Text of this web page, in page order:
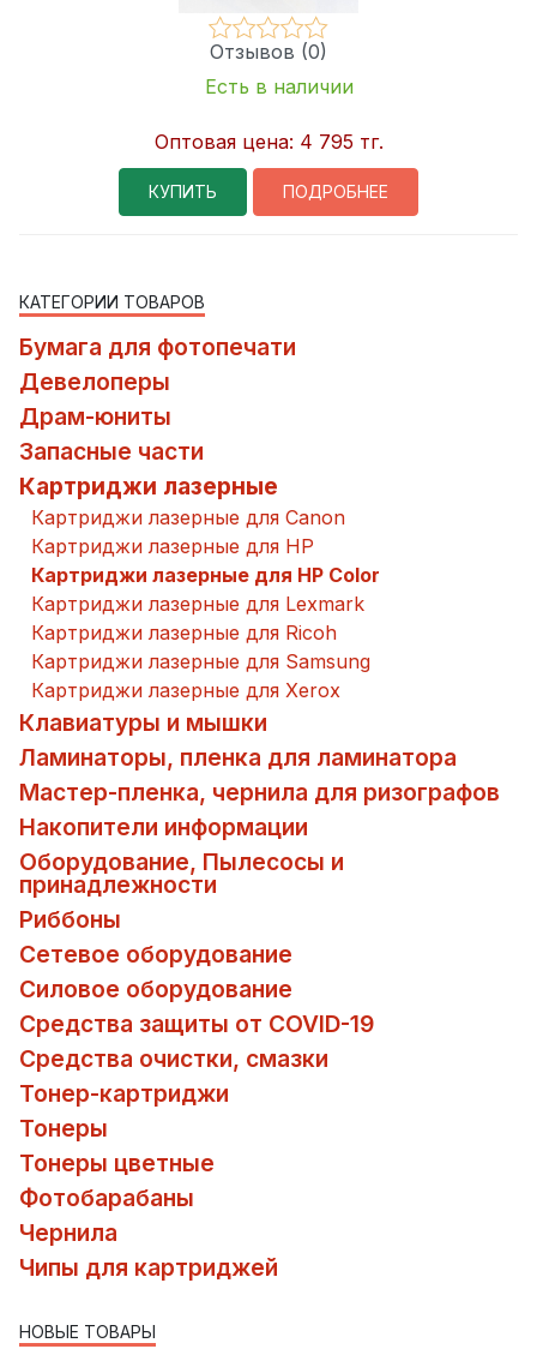
Отзывов (0)
Есть в наличии
Оптовая цена: 4 795 тг.
КУПИТЬ ПОДРОБНЕЕ
КАТЕГОРИИ ТОВАРОВ
Бумага для фотопечати
Девелоперы
Драм-юниты
Запасные части
Картриджи лазерные
Картриджи лазерные для Canon
Картриджи лазерные для HP
Картриджи лазерные для HP Color
Картриджи лазерные для Lexmark
Картриджи лазерные для Ricoh
Картриджи лазерные для Samsung
Картриджи лазерные для Xerox
Клавиатуры и мышки
Ламинаторы, пленка для ламинатора
Мастер-пленка, чернила для ризографов
Накопители информации
Оборудование, Пылесосы и
принадлежности
Риббоны
Сетевое оборудование
Силовое оборудование
Средства защиты от COVID-19
Средства очистки, смазки
Тонер-картриджи
Тонеры
Тонеры цветные
Фотобарабаны
Чернила
Чипы для картриджей
НОВЫЕ ТОВАРЫ